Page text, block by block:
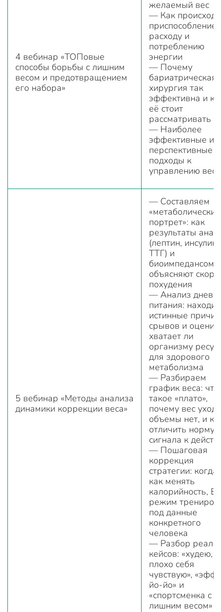
4 вебинар «ТОПовые
способы борьбы с лишним
весом и предотвращением
его набора»
желаемый вес
— Как
приспособление
расходу и
потреблению
энергии
— Почему
бариатрическая
хирургия так
эффективна и
её стоит
рассматривать
— Наиболее
эффективные и
перспективные
подходы к
управлению
5 вебинар «Методы анализа
динамики коррекции веса»
— Составляем
«метаболический
портрет»: как
результаты
(лептин, инсулин,
ТТГ) и
объясняют
похудения
— Анализ
питания:
истинные
срывов и
хватает ли
организму
для здорового
метаболизма
— Разбираем
график веса: что
такое «плато»,
почему вес
объемы нет, и
отличить норму
сигнала к
— Пошаговая
коррекция
стратегии: когда
как менять
калорийность,
режим
под данные
конкретного
человека
— Разбор
кейсов: «худею,
плохо себя
чувствую»,
йо-йо» и
«спортсменка с
лишним весом»